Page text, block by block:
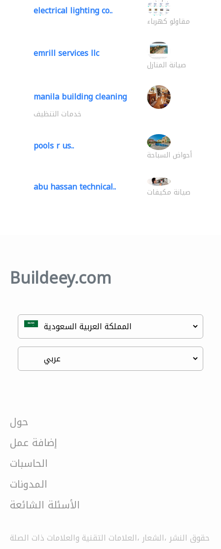
electrical lighting co..
مقاولو كهرباء
emrill services llc
صيانة المنازل
manila building cleaning
خدمات التنظيف
pools r us..
أحواض السباحة
abu hassan technical.. صيانة مكيفات
Buildeey.com
حول
إضافة عمل
الحاسبات
المدونات
الأسئلة الشائعة
حقوق النشر ،الشعار ،العلامات التقنية والعلامات ذات الصلة